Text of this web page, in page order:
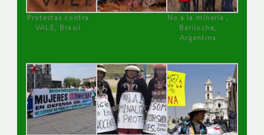
Protestas contra
VALE, Brasil
No a la minería ,
Bariloche,
Argentina